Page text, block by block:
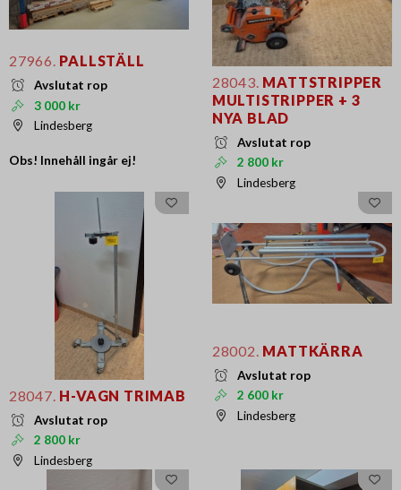
27966. PALLSTÄLL
Avslutat rop
3 000 kr
Lindesberg
Obs! Innehåll ingår ej!
28043. MATTSTRIPPER
MULTISTRIPPER + 3
NYA BLAD
Avslutat rop
2 800 kr
Lindesberg
28047. H-VAGN TRIMAB
Avslutat rop
2 800 kr
Lindesberg
28002. MATTKÄRRA
Avslutat rop
2 600 kr
Lindesberg